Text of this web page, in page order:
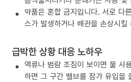
약품은 혼합 금지입니다. 서로 다
스가 발생하거나 배관을 손상시킬
급박한 상황 대응 노하우
역류나 범람 조짐이 보이면 물 사
하면 그 구간 밸브를 잠가 유입을